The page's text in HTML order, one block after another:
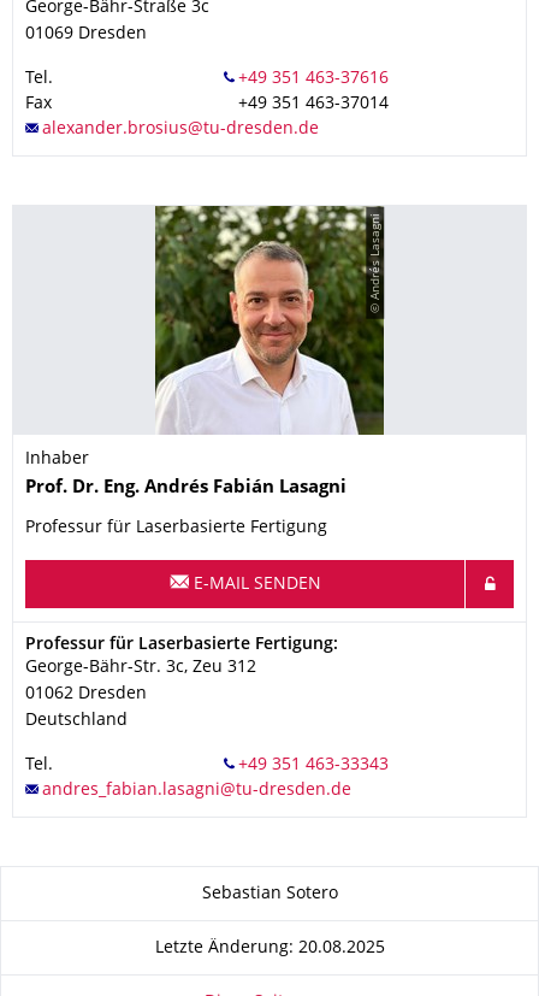
George-Bähr-Straße 3c
01069 Dresden
Tel.
Fax
+49 351 463-37014
© Andrés Lasagni
Inhaber
Name
Prof. Dr. Eng. Andrés Fabián Lasagni
Professur für Laserbasierte Fertigung
E-MAIL SENDEN
Adresse
Professur für Laserbasierte Fertigung:
George-Bähr-Str. 3c, Zeu 312
01062 Dresden
Deutschland
Tel.
Sebastian Sotero
Letzte Änderung: 20.08.2025